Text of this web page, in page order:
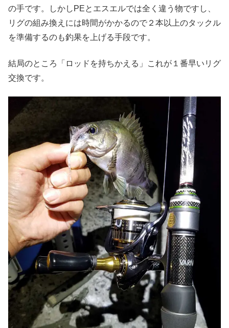
の手です。しかしPEとエスエルでは全く違う物ですし、
リグの組み換えには時間がかかるので２本以上のタックル
を準備するのも釣果を上げる手段です。
結局のところ「ロッドを持ちかえる」これが１番早いリグ
交換です。